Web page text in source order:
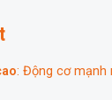
: Động cơ mạnh